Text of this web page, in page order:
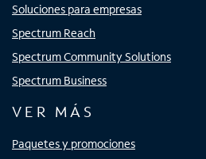
Soluciones para empresas
Spectrum Reach
Spectrum Community Solutions
Spectrum Business
VER MÁS
Paquetes y promociones